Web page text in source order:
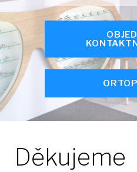
Děkujeme